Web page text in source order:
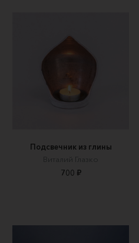
Подсвечник из глины
Виталий Глазко
700 ₽